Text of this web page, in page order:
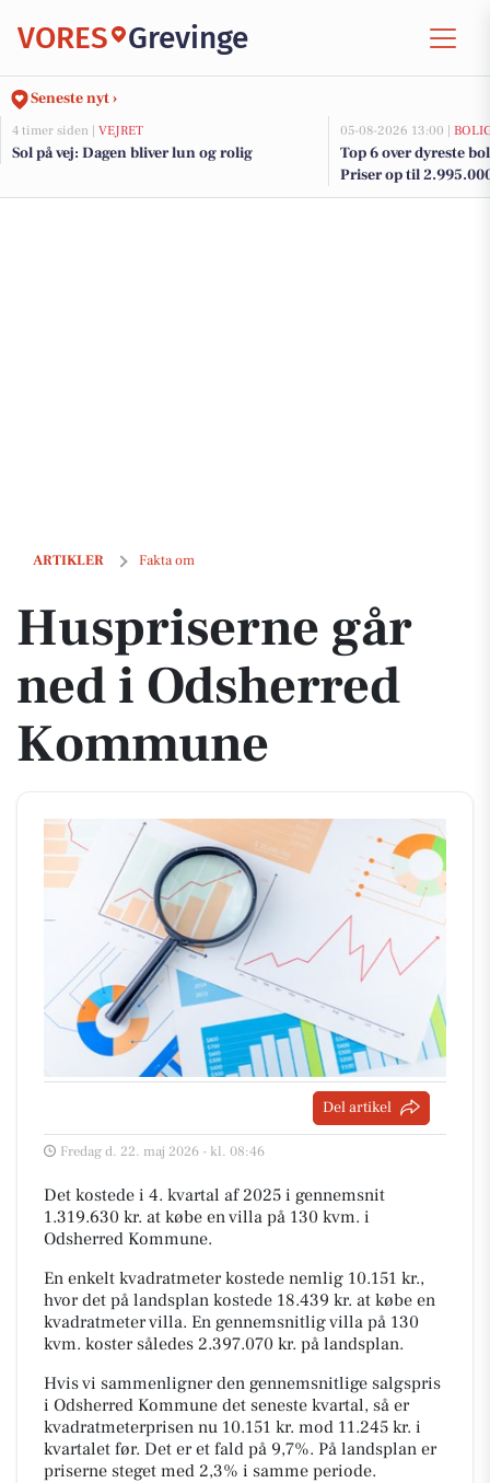
VORES Grevinge
Seneste nyt ›
4 timer siden | VEJRET
Sol på vej: Dagen bliver lun og rolig
05-08-2026 13:00 |
Top 6 over dyreste
Priser op til
ARTIKLER Fakta om
Huspriserne går ned i Odsherred Kommune
Huspriserne går
ned i Odsherred
Kommune
Del artikel
Fredag d. 22. maj 2026 - kl. 08:46
Det kostede i 4. kvartal af 2025 i gennemsnit
1.319.630 kr. at købe en villa på 130 kvm. i
Odsherred Kommune.
En enkelt kvadratmeter kostede nemlig 10.151 kr.,
hvor det på landsplan kostede 18.439 kr. at købe en
kvadratmeter villa. En gennemsnitlig villa på 130
kvm. koster således 2.397.070 kr. på landsplan.
Hvis vi sammenligner den gennemsnitlige salgspris
i Odsherred Kommune det seneste kvartal, så er
kvadratmeterprisen nu 10.151 kr. mod 11.245 kr. i
kvartalet før. Det er et fald på 9,7%. På landsplan er
priserne steget med 2,3% i samme periode.